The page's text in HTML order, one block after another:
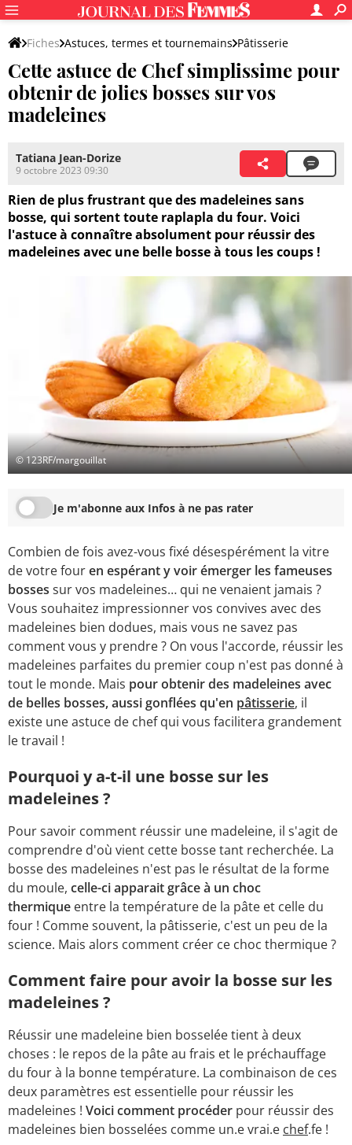
Fiches Astuces, termes et tournemains Pâtisserie
Autres astuces pour pâtisser
Cette astuce de Chef simplissime pour
obtenir de jolies bosses sur vos
madeleines
Tatiana Jean-Dorize
9 octobre 2023 09:30
Rien de plus frustrant que des madeleines sans
bosse, qui sortent toute raplapla du four. Voici
l'astuce à connaître absolument pour réussir des
madeleines avec une belle bosse à tous les coups !
© 123RF/margouillat
Je m'abonne aux Infos à ne pas rater
Combien de fois avez-vous fixé désespérément la vitre
de votre fouren espérant y voir émerger les fameuses
bosses sur vos madeleines… qui ne venaient jamais ?
Vous souhaitez impressionner vos convives avec des
madeleines bien dodues, mais vous ne savez pas
comment vous y prendre ? On vous l'accorde, réussir les
madeleines parfaites du premier coup n'est pas donné à
tout le monde. Mais pour obtenir des madeleines avec
de belles bosses, aussi gonflées qu'en pâtisserie, il
existe une astuce de chef qui vous facilitera grandement
le travail !
Pourquoi y a-t-il une bosse sur les
madeleines ?
Pour savoir comment réussir une madeleine, il s'agit de
comprendre d'où vient cette bosse tant recherchée. La
bosse des madeleines n'est pas le résultat de la forme
du moule, celle-ci apparait grâce à un choc
thermique entre la température de la pâte et celle du
four ! Comme souvent, la pâtisserie, c'est un peu de la
science. Mais alors comment créer ce choc thermique ?
Comment faire pour avoir la bosse sur les
madeleines ?
Réussir une madeleine bien bosselée tient à deux
choses : le repos de la pâte au frais et le préchauffage
du four à la bonne température. La combinaison de ces
deux paramètres est essentielle pour réussir les
madeleines ! Voici comment procéder pour réussir des
madeleines bien bosselées comme un.e vrai.e chef.fe !